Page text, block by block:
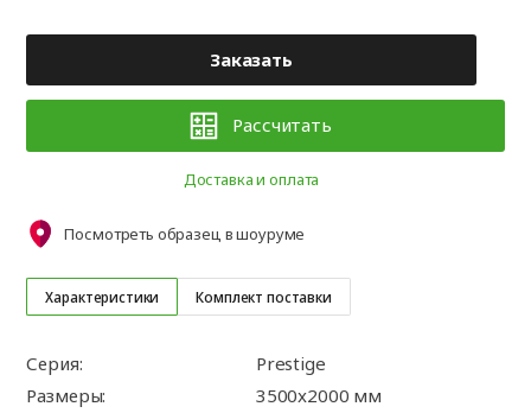
Характеристики Комплект поставки
Серия:
Prestige
Размеры:
3500x2000 мм
Заказать
Рассчитать
Доставка и оплата
Посмотреть образец в шоуруме